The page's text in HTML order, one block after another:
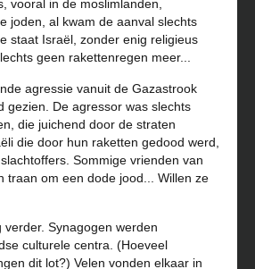
vooral in de moslimlanden,
joden, al kwam de aanval slechts
staat Israël, zonder enig religieus
geen rakettenregen meer...
agressie vanuit de Gazastrook
gezien. De agressor was slechts
die juichend door de straten
die door hun raketten gedood werd,
Sommige vrienden van
traan om een dode jood... Willen ze
verder. Synagogen werden
culturele centra. (Hoeveel
dit lot?) Velen vonden elkaar in